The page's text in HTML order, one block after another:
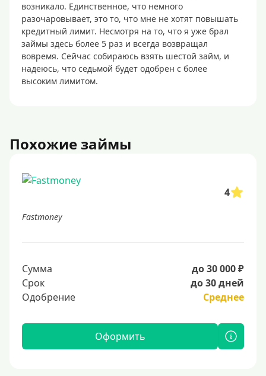
возникало. Единственное, что немного
разочаровывает, это то, что мне не хотят повышать
кредитный лимит. Несмотря на то, что я уже брал
займы здесь более 5 раз и всегда возвращал
вовремя. Сейчас собираюсь взять шестой займ, и
надеюсь, что седьмой будет одобрен с более
высоким лимитом.
Похожие займы
4
Fastmoney
Сумма
до 30 000 ₽
Срок
до 30 дней
Одобрение
Среднее
Оформить